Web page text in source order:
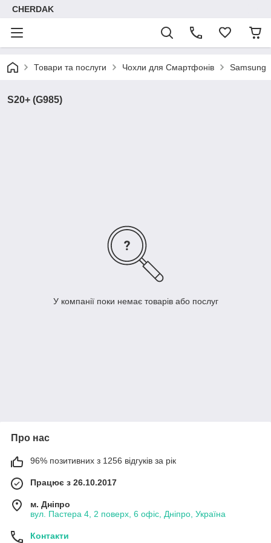
CHERDAK
Товари та послуги Чохли для Смартфонів Samsung
S20+ (G985)
У компанії поки немає товарів або послуг
Про нас
96% позитивних з 1256 відгуків за рік
Працює з 26.10.2017
м. Дніпро
вул. Пастера 4, 2 поверх, 6 офіс, Дніпро, Україна
Контакти